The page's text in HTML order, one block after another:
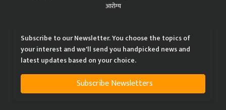
आरोग्य
Subscribe to our Newsletter. You choose the topics of
your interest and we'll send you handpicked news and
latest updates based on your choice.
Subscribe Newsletters